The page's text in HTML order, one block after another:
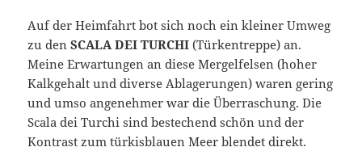
Auf der Heimfahrt bot sich noch ein kleiner Umweg
zu denSCALA DEI TURCHI (Türkentreppe) an.
Meine Erwartungen an diese Mergelfelsen (hoher
Kalkgehalt und diverse Ablagerungen) waren gering
und umso angenehmer war die Überraschung. Die
Scala dei Turchi sind bestechend schön und der
Kontrast zum türkisblauen Meer blendet direkt.